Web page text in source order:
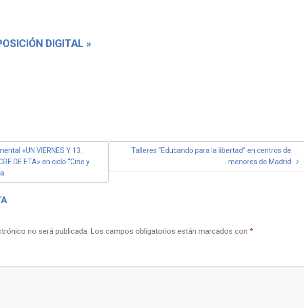
DIGITAL »
«UN VIERNES Y 13.
DE ETA» en ciclo “Cine y
Talleres “Educando para la libertad” en centros de
menores de Madrid
no será publicada. Los campos obligatorios están marcados con *